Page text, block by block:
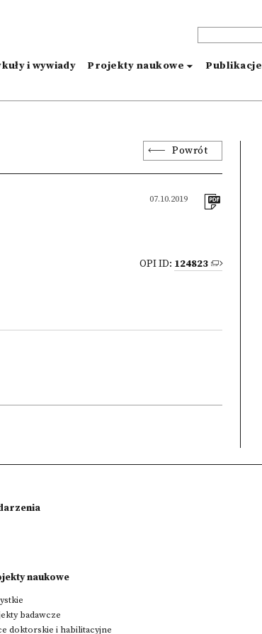
i wywiady Projekty naukowe Publikacje
Powrót
07.10.2019
OPI ID: 124823
naukowe
badawcze
doktorskie i habilitacyjne